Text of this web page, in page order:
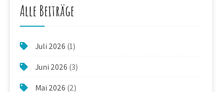
Alle Beiträge
Juli 2026 (1)
Juni 2026 (3)
Mai 2026 (2)